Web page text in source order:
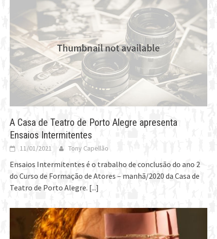
A Casa de Teatro de Porto Alegre apresenta
Ensaios Intermitentes
11/01/2021 Tony Capellão
Ensaios Intermitentes é o trabalho de conclusão do ano 2
do Curso de Formação de Atores – manhã/2020 da Casa de
Teatro de Porto Alegre. [...]